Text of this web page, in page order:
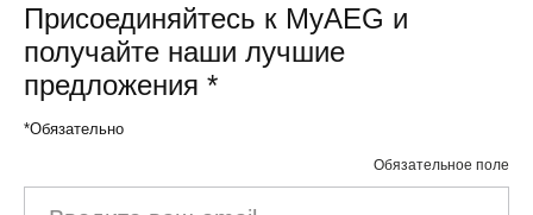
Присоединяйтесь к MyAEG и
получайте наши лучшие
предложения *
*Обязательно
Обязательное поле